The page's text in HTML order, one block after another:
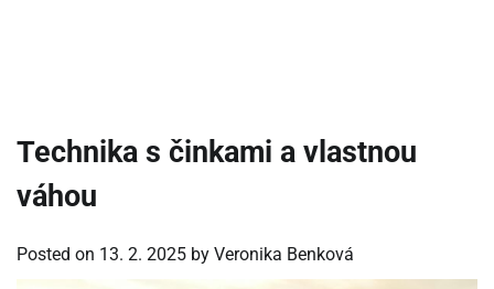
Technika s činkami a vlastnou
váhou
Posted on 13. 2. 2025 by Veronika Benková